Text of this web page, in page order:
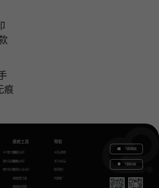
痕
GIF图片生成
图片无损放大
图片转文字
视频工具
视频去水印
视频加水印
视频怎么去水印
视频提取下载
视频格式转换
帮助
水印云教程
关于水印云
联系我们
代理推广
下载电脑版
下载移动端